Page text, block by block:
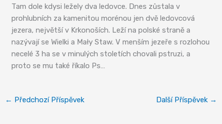
Tam dole kdysi ležely dva ledovce. Dnes zůstala v
prohlubních za kamenitou morénou jen dvě ledovcová
jezera, největší v Krkonoších. Leží na polské straně a
nazývají se Wielki a Mały Staw. V menším jezeře s rozlohou
necelé 3 ha se v minulých stoletích chovali pstruzi, a
proto se mu také říkalo Ps…
← Předchozí Příspěvek Další Příspěvek →